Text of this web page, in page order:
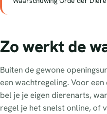
Zo werkt de
Buiten de gewone
een wachtregeling. Voor een
bel je je eigen dierenarts,
regel je het snelst online, of